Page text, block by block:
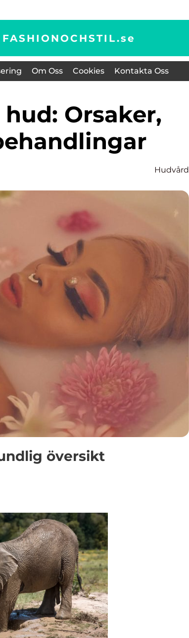
FASHIONOCHSTIL.se
Om Oss Cookies Kontakta Oss
Hudvård
översikt